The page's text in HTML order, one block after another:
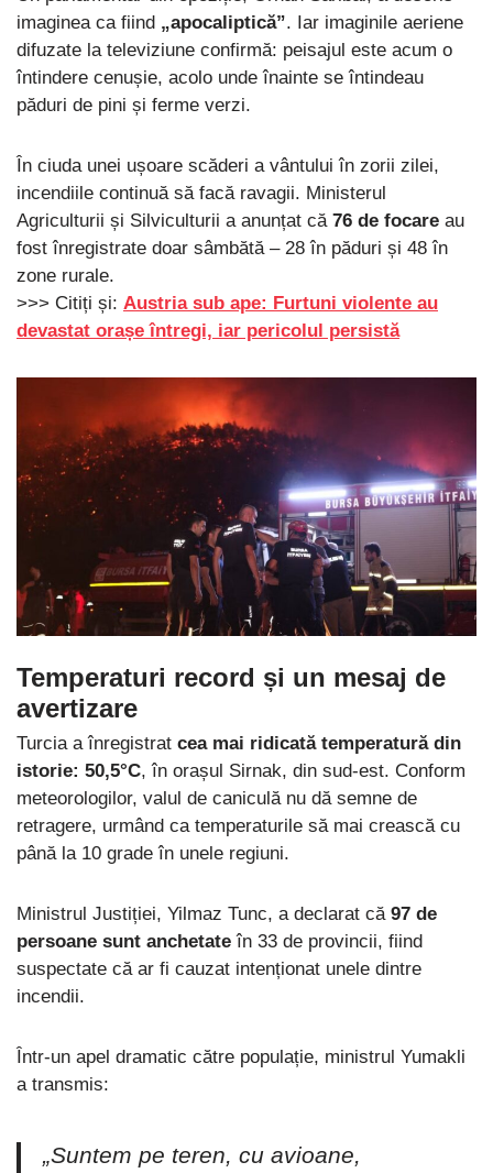
imaginea ca fiind „apocaliptică”. Iar imaginile aeriene
difuzate la televiziune confirmă: peisajul este acum o
întindere cenușie, acolo unde înainte se întindeau
păduri de pini și ferme verzi.
În ciuda unei ușoare scăderi a vântului în zorii zilei,
incendiile continuă să facă ravagii. Ministerul
Agriculturii și Silviculturii a anunțat că 76 de focare au
fost înregistrate doar sâmbătă – 28 în păduri și 48 în
zone rurale.
>>> Citiți și: Austria sub ape: Furtuni violente au
devastat orașe întregi, iar pericolul persistă
Temperaturi record și un mesaj de
avertizare
Turcia a înregistrat cea mai ridicată temperatură din
istorie: 50,5°C, în orașul Sirnak, din sud-est. Conform
meteorologilor, valul de caniculă nu dă semne de
retragere, urmând ca temperaturile să mai crească cu
până la 10 grade în unele regiuni.
Ministrul Justiției, Yilmaz Tunc, a declarat că 97 de
persoane sunt anchetate în 33 de provincii, fiind
suspectate că ar fi cauzat intenționat unele dintre
incendii.
Într-un apel dramatic către populație, ministrul Yumakli
a transmis:
„Suntem pe teren, cu avioane,